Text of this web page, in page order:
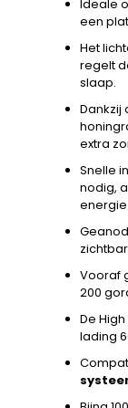
Ideale
een
Het
regelt
slaap.
Dankzij
extra
Snelle
nodig,
energie.
Vooraf
200
De
lading